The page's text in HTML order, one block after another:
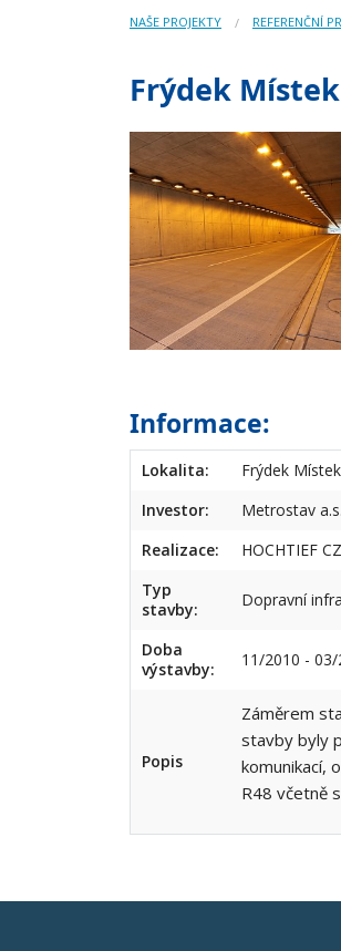
NAŠE PROJEKTY REFERENČNÍ
Frýdek
Informace:
Lokalita:
Frýdek Místek
Investor:
Metrostav a.s.
Realizace:
HOCHTIEF
Typ
stavby:
Dopravní
Doba
výstavby:
11/2010 -
Popis
Záměrem
stavby byly
komunikací,
R48 včetně